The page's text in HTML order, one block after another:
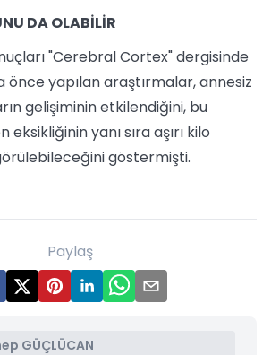
DA OLABİLİR
"Cerebral Cortex" dergisinde
önce yapılan araştırmalar, annesiz
gelişiminin etkilendiğini, bu
yanı sıra aşırı kilo
göstermişti.
Paylaş
GÜÇLÜCAN